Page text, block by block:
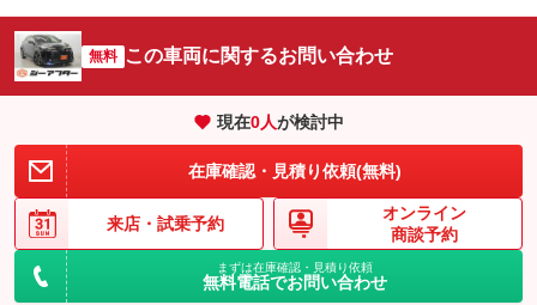
シートエアコン
：装備なし 全周囲カメラ
：装備なし
サイドカメラ
：装備なし ルーフレール
：装備なし
エアサスペンション ヘッドライトウォッシャー
無料 この車両に関するお問い合わせ
現在0人が検討中
在庫確認・見積り依頼(無料)
来店・ 試乗予約
オンライン
商談予約
まずは在庫確認・見積り依頼
無料電話でお問い合わせ